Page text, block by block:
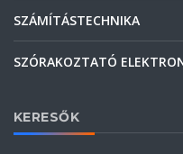
SZÁMÍTÁSTECHNIKA
SZÓRAKOZTATÓ
KERESŐK